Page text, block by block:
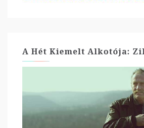
A Hét Kiemelt Alkotója: